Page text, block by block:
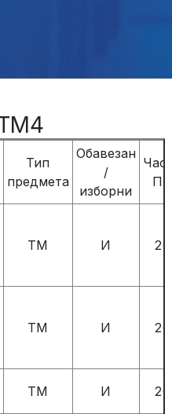
Тип
предмета
Обавезан
/
изборни
TM И
TM И
TM И